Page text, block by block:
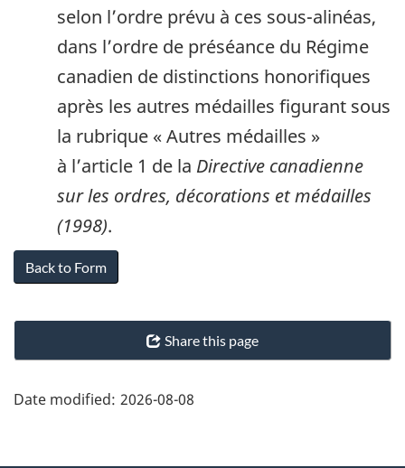
selon l’ordre prévu à ces sous-alinéas,
dans l’ordre de préséance du Régime
canadien de distinctions honorifiques
après les autres médailles figurant sous
la rubrique « Autres médailles »
à l’article 1 de la Directive canadienne
sur les ordres, décorations et médailles
(1998).
"Page
details"
Share this page
Date modified: 2026-08-08